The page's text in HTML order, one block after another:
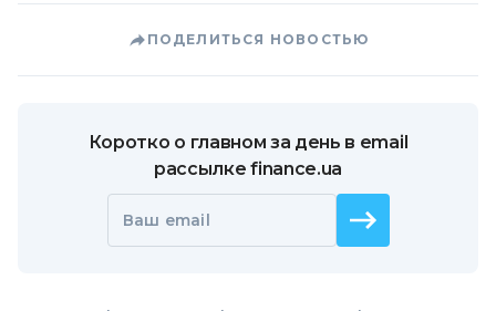
ПОДЕЛИТЬСЯ НОВОСТЬЮ
Коротко о главном за день в email
рассылке finance.ua
Ваш email